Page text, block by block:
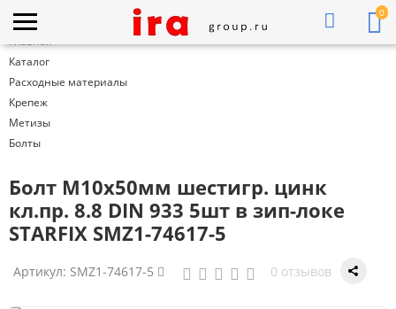
0
Главная
Каталог
Расходные материалы
Крепеж
Метизы
Болты
Болт М10х50мм шестигр. цинк
кл.пр. 8.8 DIN 933 5шт в зип-локе
STARFIX SMZ1-74617-5
Артикул: SMZ1-74617-5 0 отзывов